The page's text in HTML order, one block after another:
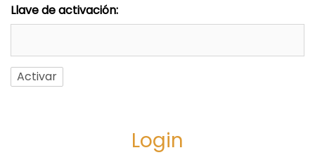
a
a
c
i
Llave de activación:
Login